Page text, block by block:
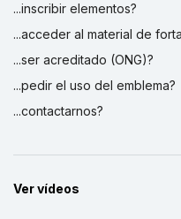
...inscribir elementos?
...acceder al material de
...ser acreditado (ONG)?
...pedir el uso del emblema?
...contactarnos?
Ver vídeos